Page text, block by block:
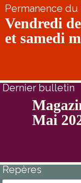
Permanence
Vendredi
et samedi
Dernier bulletin
Mai
Repères